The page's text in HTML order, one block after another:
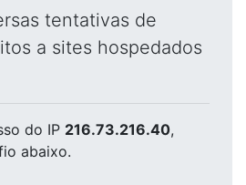
tentativas de
a sites hospedados
do IP 216.73.216.40,
abaixo.